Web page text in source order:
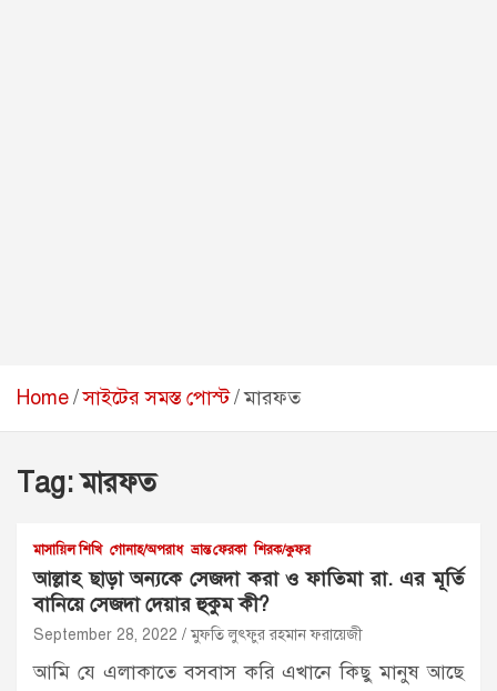
Home সাইটের সমস্ত পোস্ট মারফত
Tag:মারফত
মাসায়িল শিখি গোনাহ/অপরাধ ভ্রান্ত ফেরকা শিরক/কুফর
আল্লাহ ছাড়া অন্যকে সেজদা করা ও ফাতিমা রা. এর মূর্তি
বানিয়ে সেজদা দেয়ার হুকুম কী?
September 28, 2022 মুফতি লুৎফুর রহমান ফরায়েজী
আমি যে এলাকাতে বসবাস করি এখানে কিছু মানুষ আছে